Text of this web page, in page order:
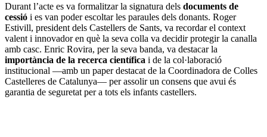
Durant l’acte es va formalitzar la signatura dels documents de
cessió i es van poder escoltar les paraules dels donants. Roger
Estivill, president dels Castellers de Sants, va recordar el context
valent i innovador en què la seva colla va decidir protegir la canalla
amb casc. Enric Rovira, per la seva banda, va destacar la
importància de la recerca científica i de la col·laboració
institucional —amb un paper destacat de la Coordinadora de Colles
Castelleres de Catalunya— per assolir un consens que avui és
garantia de seguretat per a tots els infants castellers.